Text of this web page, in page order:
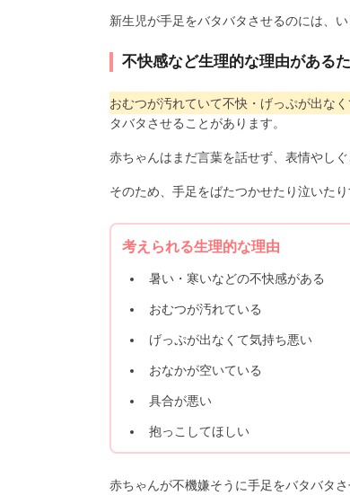
新生児が手足をバタバタさせるのには、
不快感など生理的な理由がある
おむつが汚れていて不快・げっぷが出な
タバタさせることがあります。
赤ちゃんはまだ言葉を話せず、表情やし
そのため、手足をばたつかせたり泣いた
考えられる生理的な理由
暑い・寒いなどの不快感がある
おむつが汚れている
げっぷが出なくて気持ち悪い
おなかが空いている
具合が悪い
抱っこしてほしい
赤ちゃんが不機嫌そうに手足をバタバタ